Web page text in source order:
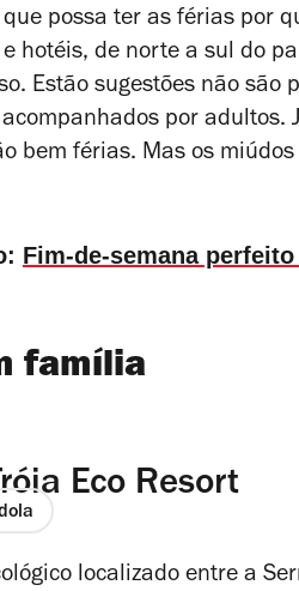
possa ter as férias por
hotéis, de norte a sul do
Estão sugestões não são
por adultos.
bem férias. Mas os
Fim-de-semana
família
Eco Resort
localizado entre a